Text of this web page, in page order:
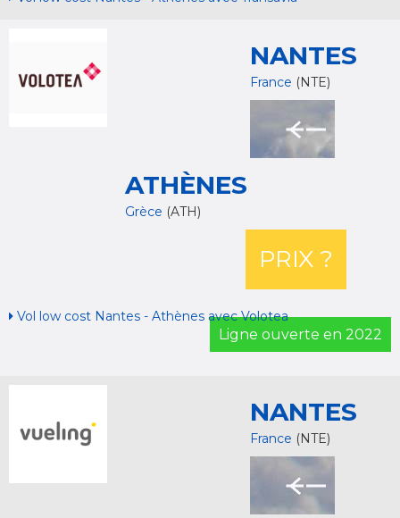
NANTES
France (NTE)
ATHÈNES
Grèce (ATH)
PRIX ?
Vol low cost Nantes - Athènes avec Volotea
Ligne ouverte en 2022
NANTES
France (NTE)